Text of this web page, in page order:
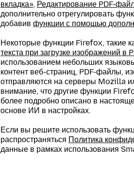
вкладка», Редактирование PDF-
дополнительно отрегулировать
добавив функции с помощью
Некоторые функции Firefox, такие
текста при загрузке изображений в
использованием небольших
контент веб-страниц, PDF-файлы,
отправляются на серверы Mozilla
внимание, что другие функции
более подробно описано в
основе ИИ в настройках.
Если вы решите использовать
распространяться Политика
данные в рамках использования